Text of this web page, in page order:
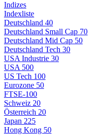
Indizes
Indexliste
Deutschland 40
Deutschland Small Cap 70
Deutschland Mid Cap 50
Deutschland Tech 30
USA Industrie 30
USA 500
US Tech 100
Eurozone 50
FTSE-100
Schweiz 20
Österreich 20
Japan 225
Hong Kong 50